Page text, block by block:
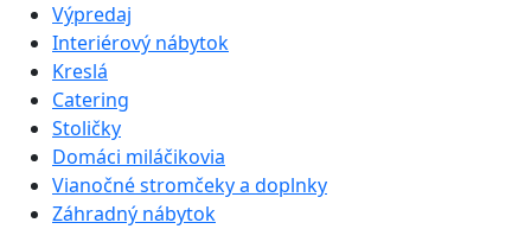
Výpredaj
Interiérový nábytok
Kreslá
Catering
Stoličky
Domáci miláčikovia
Vianočné stromčeky a doplnky
Záhradný nábytok